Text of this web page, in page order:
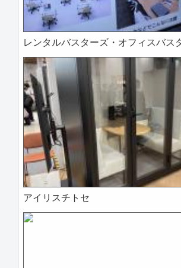
レンタルバスターズ・オフィスバス
アイリスチトセ